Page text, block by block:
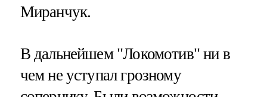
Миранчук.
В дальнейшем "Локомотив" ни в
чем не уступал грозному